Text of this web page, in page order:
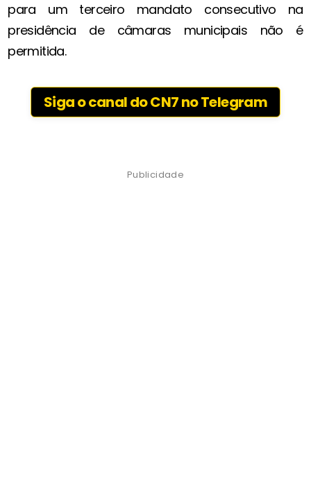
para um terceiro mandato consecutivo na
presidência de câmaras municipais não é
permitida.
Siga o canal do CN7 no Telegram
Publicidade